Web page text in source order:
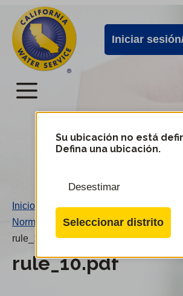
directamente
contenido
principal
Alertas
de
Cal
Water
Iniciar
Menú
Menú
servicio
de
Cal
Water
Su ubicación no está
Defina una ubicación.
Desestimar
Seleccionar distrito
Inicio
Norma 10
rule_10.pdf
rule_10.pdf